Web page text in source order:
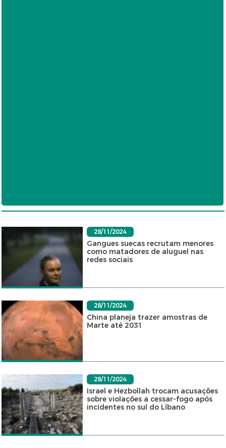
28/11/2024
Gangues suecas recrutam menores
como matadores de aluguel nas
redes sociais
28/11/2024
China planeja trazer amostras de
Marte até 2031
28/11/2024
Israel e Hezbollah trocam acusações
sobre violações a cessar-fogo após
incidentes no sul do Líbano